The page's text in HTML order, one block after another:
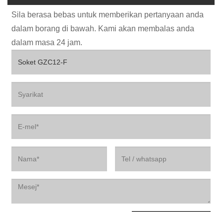
Sila berasa bebas untuk memberikan pertanyaan anda
dalam borang di bawah. Kami akan membalas anda
dalam masa 24 jam.